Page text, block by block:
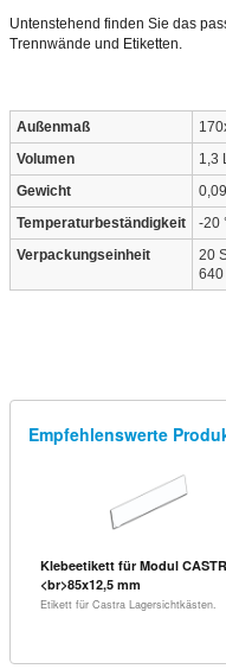
Untenstehend finden Sie das
Trennwände und Etiketten.
Außenmaß
Volumen
1,3
Gewicht
Temperaturbeständigkeit
-20
Verpackungseinheit
20
640
Empfehlenswerte
Klebeetikett für Modul
<br>85x12,5 mm
Etikett für Castra Lagersichtkästen.